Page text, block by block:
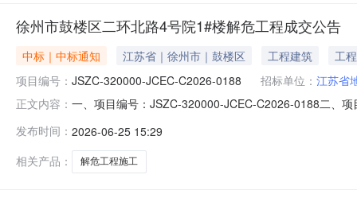
徐州市鼓楼区二环北路4号院1#楼解危工程成交公告
中标｜中标通知 江苏省｜徐州市｜鼓楼区 工程建筑
工程
项目编号： JSZC-320000-JCEC-C2026-0188 招标单位： 江苏省
正文内容： 一、项目编号：JSZC-320000-JCEC-C2026-0188二、
称：徐州市鼓楼区二环北路4号院1#楼解危工程施工范
发布时间： 2026-06-25 15:29
相关产品：
解危工程施工